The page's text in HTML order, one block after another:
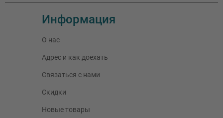
Информация
О нас
Адрес и как доехать
Связаться с нами
Скидки
Новые товары